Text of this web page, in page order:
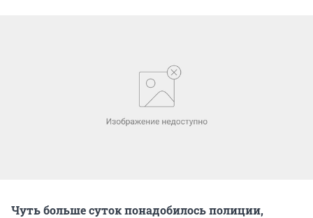
Чуть больше суток понадобилось полиции,